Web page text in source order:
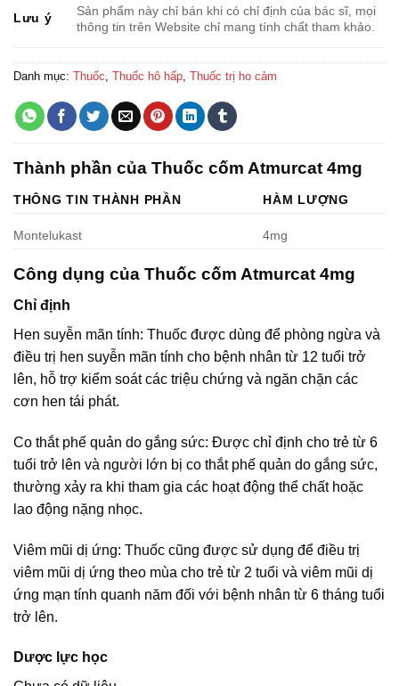
Lưu ý
Sản phẩm này chỉ bán khi có chỉ định của bác sĩ, mọi
thông tin trên Website chỉ mang tính chất tham khảo.
Danh mục: Thuốc Thuốc hô hấp Thuốc trị ho cảm
Thành phần của Thuốc cốm Atmurcat 4mg
THÔNG TIN THÀNH PHẦN HÀM LƯỢNG
Montelukast 4mg
Công dụng của Thuốc cốm Atmurcat 4mg
Chỉ định
Hen suyễn mãn tính: Thuốc được dùng để phòng ngừa và
điều trị hen suyễn mãn tính cho bệnh nhân từ 12 tuổi trở
lên, hỗ trợ kiểm soát các triệu chứng và ngăn chặn các
cơn hen tái phát.
Co thắt phế quản do gắng sức: Được chỉ định cho trẻ từ 6
tuổi trở lên và người lớn bị co thắt phế quản do gắng sức,
thường xảy ra khi tham gia các hoạt động thể chất hoặc
lao động nặng nhọc.
Viêm mũi dị ứng: Thuốc cũng được sử dụng để điều trị
viêm mũi dị ứng theo mùa cho trẻ từ 2 tuổi và viêm mũi dị
ứng mạn tính quanh năm đối với bệnh nhân từ 6 tháng tuổi
trở lên.
Dược lực học